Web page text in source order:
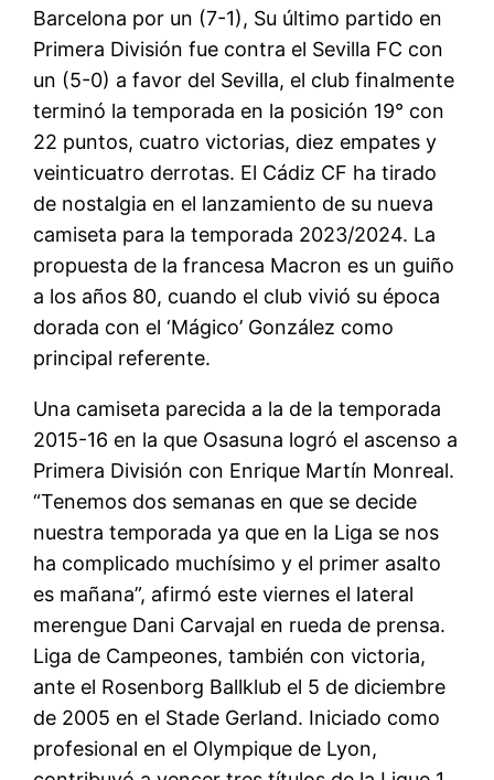
Barcelona por un (7-1), Su último partido en
Primera División fue contra el Sevilla FC con
un (5-0) a favor del Sevilla, el club finalmente
terminó la temporada en la posición 19° con
22 puntos, cuatro victorias, diez empates y
veinticuatro derrotas. El Cádiz CF ha tirado
de nostalgia en el lanzamiento de su nueva
camiseta para la temporada 2023/2024. La
propuesta de la francesa Macron es un guiño
a los años 80, cuando el club vivió su época
dorada con el ‘Mágico’ González como
principal referente.
Una camiseta parecida a la de la temporada
2015-16 en la que Osasuna logró el ascenso a
Primera División con Enrique Martín Monreal.
“Tenemos dos semanas en que se decide
nuestra temporada ya que en la Liga se nos
ha complicado muchísimo y el primer asalto
es mañana”, afirmó este viernes el lateral
merengue Dani Carvajal en rueda de prensa.
Liga de Campeones, también con victoria,
ante el Rosenborg Ballklub el 5 de diciembre
de 2005 en el Stade Gerland. Iniciado como
profesional en el Olympique de Lyon,